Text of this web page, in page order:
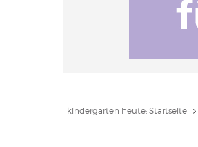
kindergarten heute: Startseite